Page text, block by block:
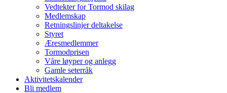
Vedtekter for Tormod skilag
Medlemskap
Retningslinjer deltakelse
Styret
Æresmedlemmer
Tormodprisen
Våre løyper og anlegg
Gamle seterråk
Aktivitetskalender
Bli medlem